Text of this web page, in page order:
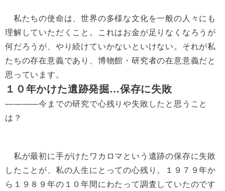
私たちの使命は、世界の多様な文化を一般の人々にも
理解していただくこと。これはお金が足りなくなろうが
何だろうが、やり続けていかないといけない。それが私
たちの存在意義であり、博物館・研究者の在意意義だと
思っています。
１０年かけた遺跡発掘…保存に失敗
――――今までの研究で心残りや失敗したと思うこと
は？
私が最初に手がけたワカロマという遺跡の保存に失敗
したことが、私の人生にとっての心残り。１９７９年か
ら１９８９年の１０年間にわたって調査していたのです